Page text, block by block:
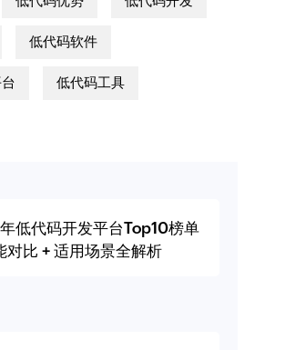
低代码软件
低代码工具
低代码开发平台Top10榜单
对比 + 适用场景全解析